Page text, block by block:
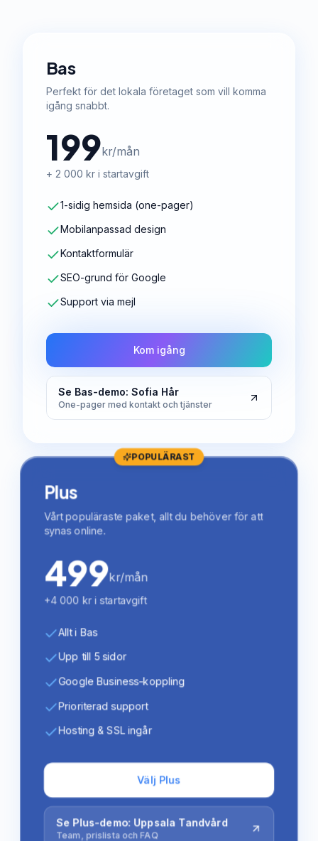
Bas
Perfekt för det lokala företaget som vill komma
igång snabbt.
199kr/mån
+ 2 000 kr i startavgift
1-sidig hemsida (one-pager)
Mobilanpassad design
Kontaktformulär
SEO-grund för Google
Support via mejl
Kom igång
Se Bas-demo: Sofia Hår
One-pager med kontakt och tjänster
POPULÄRAST
Plus
Vårt populäraste paket, allt du behöver för att
synas online.
499kr/mån
+4 000 kr i startavgift
Allt i Bas
Upp till 5 sidor
Google Business-koppling
Prioriterad support
Hosting & SSL ingår
Välj Plus
Se Plus-demo: Uppsala Tandvård
Team, prislista och FAQ